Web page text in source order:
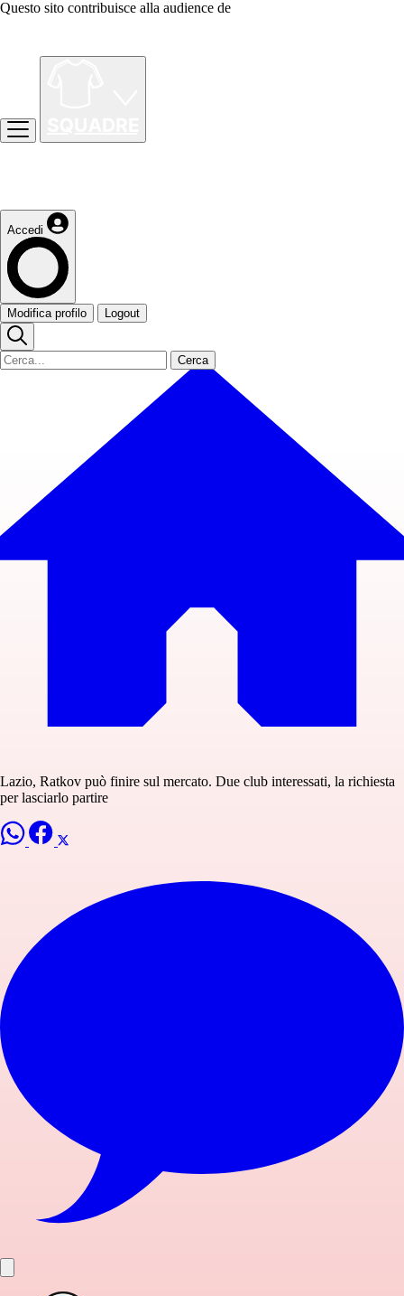
Questo sito contribuisce alla audience de
Accedi
Modifica profilo Logout
Cerca
Lazio, Ratkov può finire sul mercato. Due club interessati, la richiesta
per lasciarlo partire